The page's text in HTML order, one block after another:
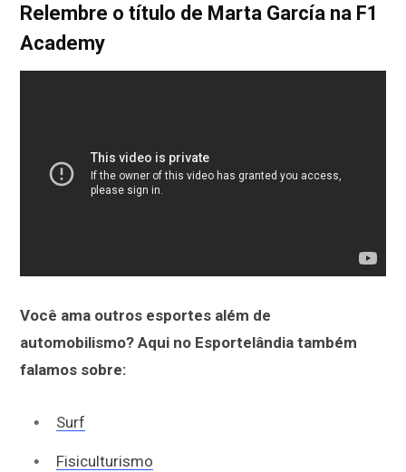
Relembre o título de Marta García na F1
Academy
Você ama outros esportes além de
automobilismo? Aqui no Esportelândia também
falamos sobre:
Surf
Fisiculturismo